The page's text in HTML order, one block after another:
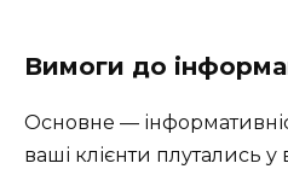
Вимоги до
Основне —
ваші клієнти плутались у